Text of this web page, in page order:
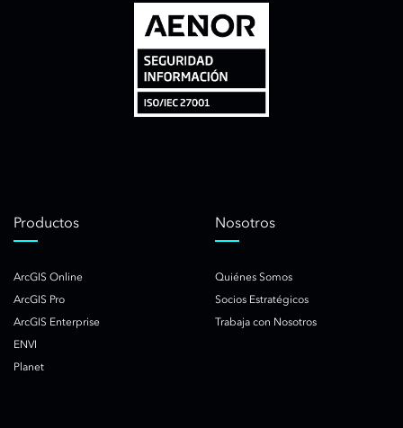
Productos
ArcGIS Online
ArcGIS Pro
ArcGIS Enterprise
ENVI
Planet
Nosotros
Quiénes Somos
Socios Estratégicos
Trabaja con Nosotros